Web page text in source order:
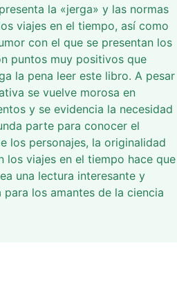
la «jerga» y las normas
viajes en el tiempo, así como
con el que se presentan los
puntos muy positivos que
la pena leer este libro. A pesar
se vuelve morosa en
y se evidencia la necesidad
parte para conocer el
los personajes, la originalidad
los viajes en el tiempo hace que
una lectura interesante y
para los amantes de la ciencia